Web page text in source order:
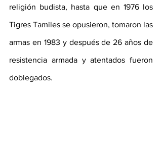
religión budista, hasta que en 1976 los
Tigres Tamiles se opusieron, tomaron las
armas en 1983 y después de 26 años de
resistencia armada y atentados fueron
doblegados.